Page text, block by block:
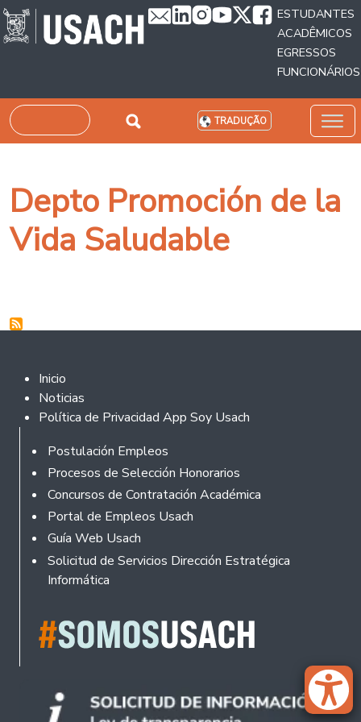
Passar para o conteúdo principal
ESTUDANTES
ACADÊMICOS
EGRESSOS
FUNCIONÁRIOS
Pesquisar TRADUÇÃO
Depto Promoción de la
Vida Saludable
Footer 2
Inicio
Noticias
Política de Privacidad App Soy Usach
Rodapé
Postulación Empleos
Procesos de Selección Honorarios
Concursos de Contratación Académica
Portal de Empleos Usach
Guía Web Usach
Solicitud de Servicios Dirección Estratégica
Informática